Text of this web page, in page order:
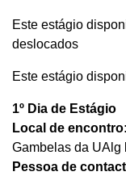
Este estágio
deslocados
Este estágio
1º Dia de Estágio
Local de encontro:
Gambelas da UAlg
Pessoa de